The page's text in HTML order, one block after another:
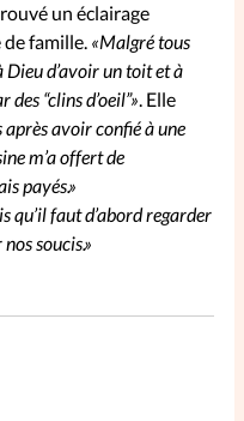
la famille
toutes les
un éclairage
de famille. «Malgré tous
Dieu d’avoir un toit et à
“clins d’oeil”». Elle
après avoir confié à une
m’a offert de
payés.»
qu’il faut d’abord regarder
soucis.»